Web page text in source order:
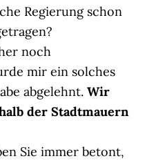
Regierung schon
noch
mir ein solches
abgelehnt.Wir
der Stadtmauern
Sie immer betont,